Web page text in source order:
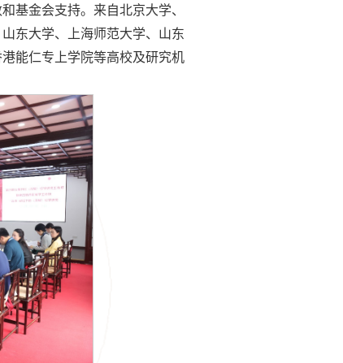
基金会支持。来自北京大学、
东大学、上海师范大学、山东
能仁专上学院等高校及研究机